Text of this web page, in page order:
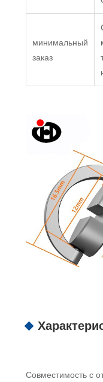
минимальный
заказ
Совместимость с